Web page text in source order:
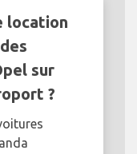
location
sur
?